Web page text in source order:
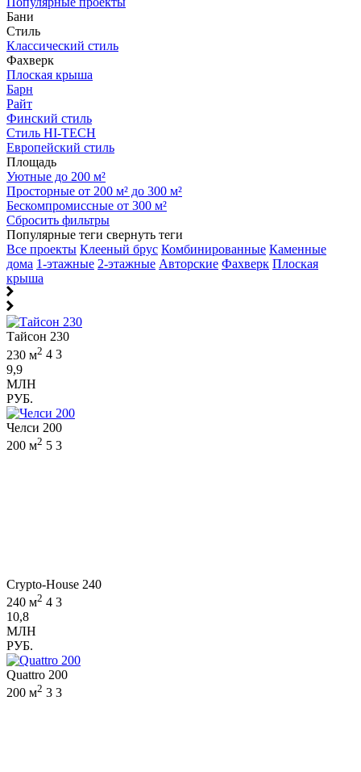
Бани
Стиль
Классический стиль
Фахверк
Плоская крыша
Барн
Райт
Финский стиль
Стиль HI-TECH
Европейский стиль
Площадь
Уютные до 200 м²
Просторные от 200 м² до 300 м²
Бескомпромиссные от 300 м²
Сбросить фильтры
Популярные теги свернуть теги
Все проекты Клееный брус Комбинированные Каменные
дома 1-этажные 2-этажные Авторские Фахверк Плоская
крыша
Тайсон 230
230 м2 4 3
9,9
МЛН
РУБ.
Челси 200
200 м2 5 3
Crypto-House 240
240 м2 4 3
10,8
МЛН
РУБ.
Quattro 200
200 м2 3 3